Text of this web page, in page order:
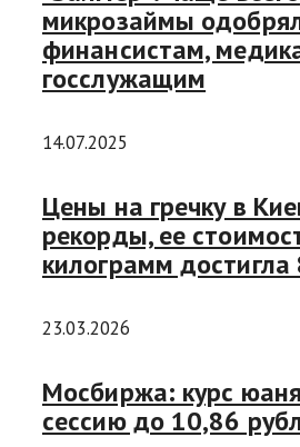
микрозаймы
финансистам,
госслужащим
14.07.2025
Цены на гречку в
рекорды, ее
килограмм достигла
23.03.2026
Мосбиржа: курс
сессию до 10,86